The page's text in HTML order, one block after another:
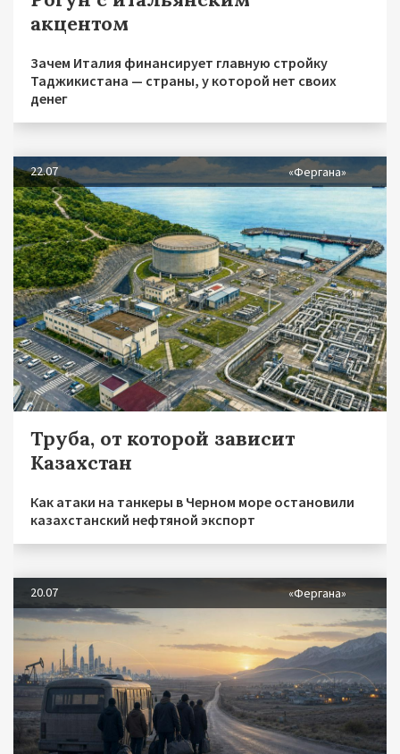
акцентом
Зачем Италия финансирует главную стройку
Таджикистана — страны, у которой нет своих
денег
22.07 «Фергана»
Труба, от которой зависит
Казахстан
Как атаки на танкеры в Черном море остановили
казахстанский нефтяной экспорт
20.07 «Фергана»